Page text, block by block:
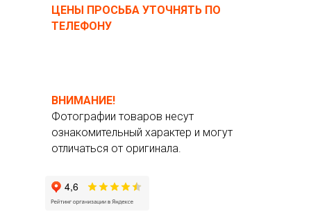
ЦЕНЫ ПРОСЬБА УТОЧНЯТЬ ПО
ТЕЛЕФОНУ
ВНИМАНИЕ!
Фотографии товаров несут
ознакомительный характер и могут
отличаться от оригинала.